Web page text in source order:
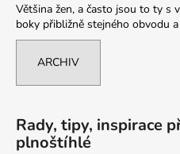
Většina žen, a často jsou to ty s
boky přibližně stejného obvodu a
ARCHIV
Rady, tipy, inspirace
plnoštíhlé